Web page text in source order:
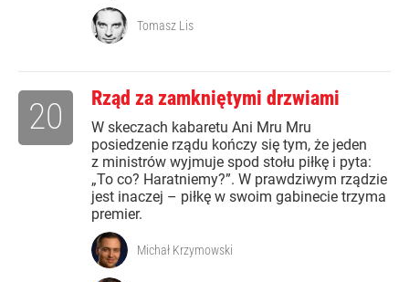
Tomasz Lis
Rząd za zamkniętymi drzwiami
W skeczach kabaretu Ani Mru Mru
posiedzenie rządu kończy się tym, że jeden
z ministrów wyjmuje spod stołu piłkę i pyta:
„To co? Haratniemy?”. W prawdziwym rządzie
jest inaczej – piłkę w swoim gabinecie trzyma
premier.
20
Michał Krzymowski